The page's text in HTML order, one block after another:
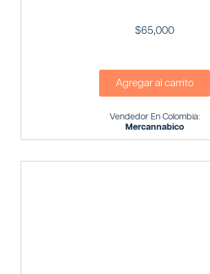
$65,000
Agregar al carrito
Vendedor En Colombia:
Mercannabico